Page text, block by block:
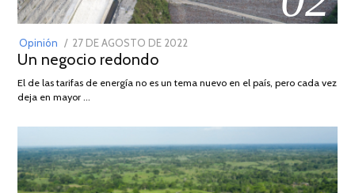
Opinión
POSTED
ON
27 DE AGOSTO DE 2022
DE
Un negocio redondo
El de las tarifas de energía no es un tema nuevo en el país, pero cada vez
deja en mayor …